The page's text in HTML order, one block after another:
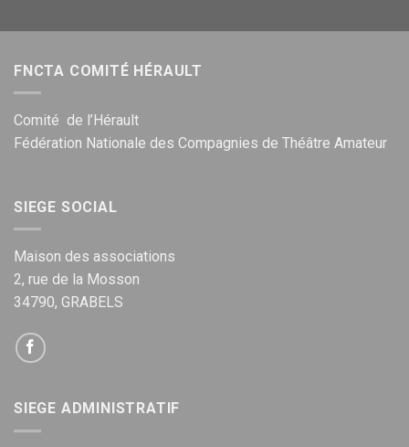
FNCTA COMITÉ HÉRAULT
Comité de l’Hérault
Fédération Nationale des Compagnies de Théâtre Amateur
SIEGE SOCIAL
Maison des associations
2, rue de la Mosson
34790, GRABELS
SIEGE ADMINISTRATIF